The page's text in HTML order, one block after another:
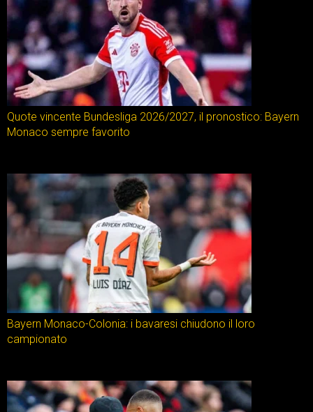
Quote vincente Bundesliga 2026/2027, il pronostico: Bayern
Monaco sempre favorito
Bayern Monaco-Colonia: i bavaresi chiudono il loro
campionato